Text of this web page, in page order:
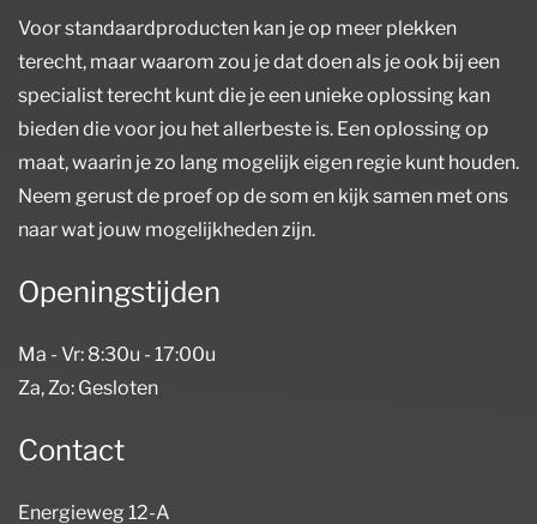
Voor standaardproducten kan je op meer plekken
terecht, maar waarom zou je dat doen als je ook bij een
specialist terecht kunt die je een unieke oplossing kan
bieden die voor jou het allerbeste is. Een oplossing op
maat, waarin je zo lang mogelijk eigen regie kunt houden.
Neem gerust de proef op de som en kijk samen met ons
naar wat jouw mogelijkheden zijn.
Openingstijden
Ma - Vr: 8:30u - 17:00u
Za, Zo: Gesloten
Contact
Energieweg 12-A